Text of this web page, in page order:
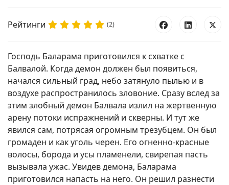
Рейтинги (2)
Господь Баларама приготовился к схватке с
Балвалой. Когда демон должен был появиться,
начался сильный град, небо затянуло пылью и в
воздухе распространилось зловоние. Сразу вслед за
этим злобный демон Балвала излил на жертвенную
арену потоки испражнений и скверны. И тут же
явился сам, потрясая огромным трезубцем. Он был
громаден и как уголь черен. Его огненно-красные
волосы, борода и усы пламенели, свирепая пасть
вызывала ужас. Увидев демона, Баларама
приготовился напасть на него. Он решил разнести